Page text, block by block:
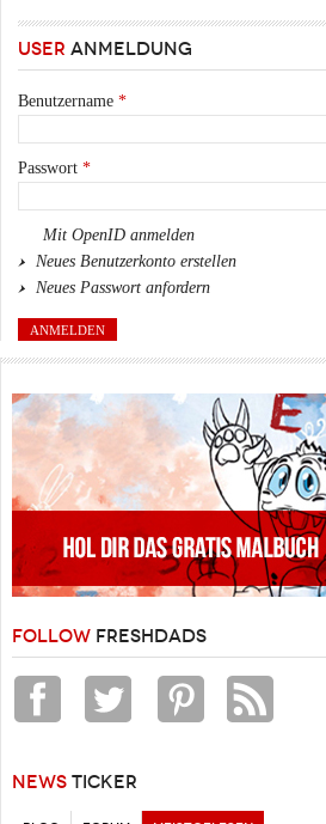
USER ANMELDUNG
Benutzername *
Passwort *
Mit OpenID anmelden
Neues Benutzerkonto erstellen
Neues Passwort anfordern
FOLLOW FRESHDADS
NEWS TICKER